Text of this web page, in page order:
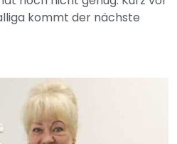
kommt der nächste